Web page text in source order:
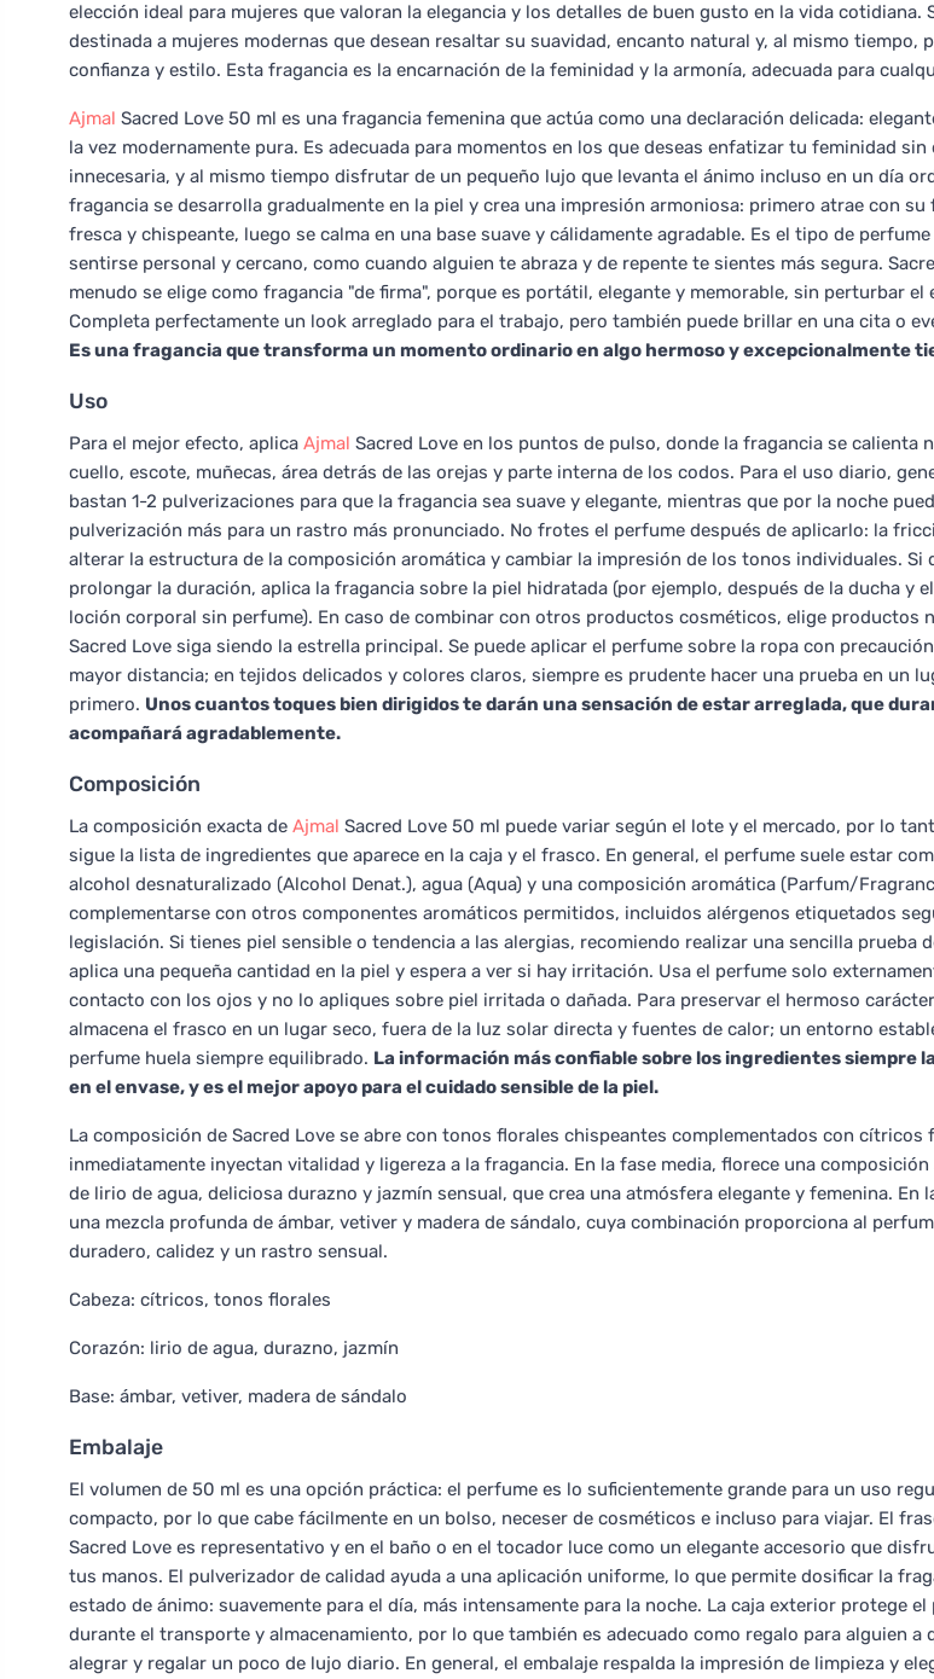
elección ideal para mujeres que valoran la elegancia y los detalles de buen gusto en la vida cotidiana.
destinada a mujeres modernas que desean resaltar su suavidad, encanto natural y, al mismo tiempo,
confianza y estilo. Esta fragancia es la encarnación de la feminidad y la armonía, adecuada para
Ajmal Sacred Love 50 ml es una fragancia femenina que actúa como una declaración delicada:
la vez modernamente pura. Es adecuada para momentos en los que deseas enfatizar tu feminidad
innecesaria, y al mismo tiempo disfrutar de un pequeño lujo que levanta el ánimo incluso en un día
fragancia se desarrolla gradualmente en la piel y crea una impresión armoniosa: primero atrae con su
fresca y chispeante, luego se calma en una base suave y cálidamente agradable. Es el tipo de
sentirse personal y cercano, como cuando alguien te abraza y de repente te sientes más segura.
menudo se elige como fragancia "de firma", porque es portátil, elegante y memorable, sin perturbar el
Completa perfectamente un look arreglado para el trabajo, pero también puede brillar en una cita o
Es una fragancia que transforma un momento ordinario en algo hermoso y excepcionalmente
Uso
Para el mejor efecto, aplica Ajmal Sacred Love en los puntos de pulso, donde la fragancia se calienta
cuello, escote, muñecas, área detrás de las orejas y parte interna de los codos. Para el uso diario,
bastan 1-2 pulverizaciones para que la fragancia sea suave y elegante, mientras que por la noche
pulverización más para un rastro más pronunciado. No frotes el perfume después de aplicarlo: la
alterar la estructura de la composición aromática y cambiar la impresión de los tonos individuales. Si
prolongar la duración, aplica la fragancia sobre la piel hidratada (por ejemplo, después de la ducha y
loción corporal sin perfume). En caso de combinar con otros productos cosméticos, elige productos
Sacred Love siga siendo la estrella principal. Se puede aplicar el perfume sobre la ropa con
mayor distancia; en tejidos delicados y colores claros, siempre es prudente hacer una prueba en un
primero. Unos cuantos toques bien dirigidos te darán una sensación de estar arreglada, que
acompañará agradablemente.
Composición
La composición exacta de Ajmal Sacred Love 50 ml puede variar según el lote y el mercado, por lo
sigue la lista de ingredientes que aparece en la caja y el frasco. En general, el perfume suele estar
alcohol desnaturalizado (Alcohol Denat.), agua (Aqua) y una composición aromática (Parfum/
complementarse con otros componentes aromáticos permitidos, incluidos alérgenos etiquetados
legislación. Si tienes piel sensible o tendencia a las alergias, recomiendo realizar una sencilla prueba
aplica una pequeña cantidad en la piel y espera a ver si hay irritación. Usa el perfume solo
contacto con los ojos y no lo apliques sobre piel irritada o dañada. Para preservar el hermoso
almacena el frasco en un lugar seco, fuera de la luz solar directa y fuentes de calor; un entorno
perfume huela siempre equilibrado. La información más confiable sobre los ingredientes siempre
en el envase, y es el mejor apoyo para el cuidado sensible de la piel.
La composición de Sacred Love se abre con tonos florales chispeantes complementados con cítricos
inmediatamente inyectan vitalidad y ligereza a la fragancia. En la fase media, florece una composición
de lirio de agua, deliciosa durazno y jazmín sensual, que crea una atmósfera elegante y femenina. En
una mezcla profunda de ámbar, vetiver y madera de sándalo, cuya combinación proporciona al
duradero, calidez y un rastro sensual.
Cabeza: cítricos, tonos florales
Corazón: lirio de agua, durazno, jazmín
Base: ámbar, vetiver, madera de sándalo
Embalaje
El volumen de 50 ml es una opción práctica: el perfume es lo suficientemente grande para un uso
compacto, por lo que cabe fácilmente en un bolso, neceser de cosméticos e incluso para viajar. El
Sacred Love es representativo y en el baño o en el tocador luce como un elegante accesorio que
tus manos. El pulverizador de calidad ayuda a una aplicación uniforme, lo que permite dosificar la
estado de ánimo: suavemente para el día, más intensamente para la noche. La caja exterior protege el
durante el transporte y almacenamiento, por lo que también es adecuado como regalo para alguien a
alegrar y regalar un poco de lujo diario. En general, el embalaje respalda la impresión de limpieza y